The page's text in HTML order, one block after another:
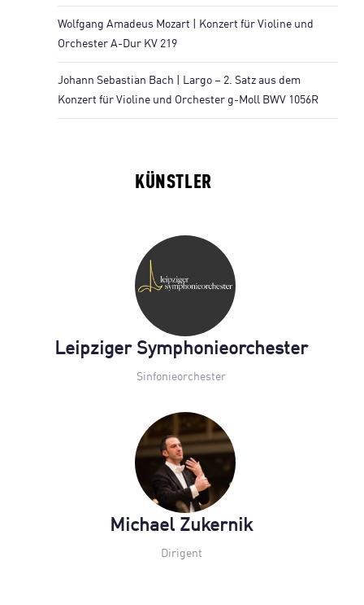
Wolfgang Amadeus Mozart | Konzert für Violine und
Orchester A-Dur KV 219
Johann Sebastian Bach | Largo – 2. Satz aus dem
Konzert für Violine und Orchester g-Moll BWV 1056R
KÜNSTLER
Leipziger Symphonieorchester
Sinfonieorchester
Michael Zukernik
Dirigent